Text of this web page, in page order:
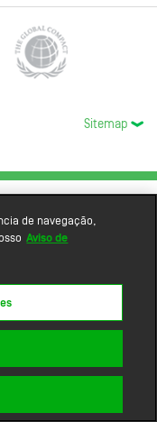
Sitemap
de navegação,
Aviso de